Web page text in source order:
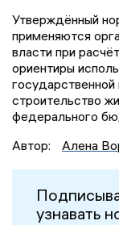
Утверждённый
применяются
власти при
ориентиры
строительство
федерального
Автор:
Алена
узнавать